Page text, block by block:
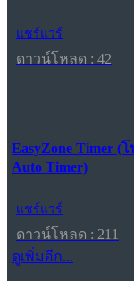
แชร์แวร์
ดาวน์โหลด : 42
EasyZone Timer (
Auto Timer)
แชร์แวร์
ดาวน์โหลด : 211
ดูเพิ่มอีก...